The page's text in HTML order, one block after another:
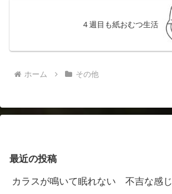
４週目も紙おむつ生活
ホーム その他
最近の投稿
カラスが鳴いて眠れない 不吉な感じ